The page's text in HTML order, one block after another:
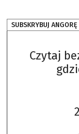
SUBSKRYBUJ ANGORĘ
Czytaj